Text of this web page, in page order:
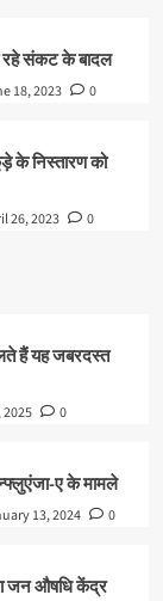
रहे संकट के बादल
18, 2023 0
के निस्तारण को
26, 2023 0
हैं यह जबरदस्त
0
ए के मामले
13, 2024 0
जन औषधि केंद्र